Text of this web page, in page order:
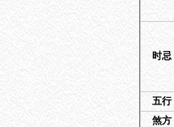
时忌
五行
煞方